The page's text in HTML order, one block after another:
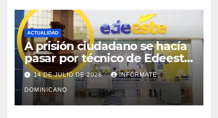
ACTUALIDAD
A prisión ciudadano se hacía
pasar por técnico de Edeeste
para estafar a dueños de
comercios
14 DE JULIO DE 2026 INFÓRMATE
DOMINICANO